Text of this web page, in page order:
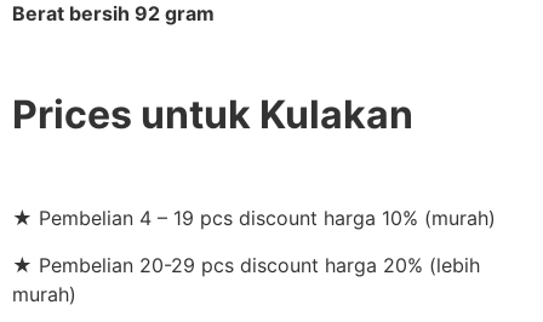
Berat bersih 92 gram
Prices untuk Kulakan
★ Pembelian 4 – 19 pcs discount harga 10% (murah)
★ Pembelian 20-29 pcs discount harga 20% (lebih
murah)